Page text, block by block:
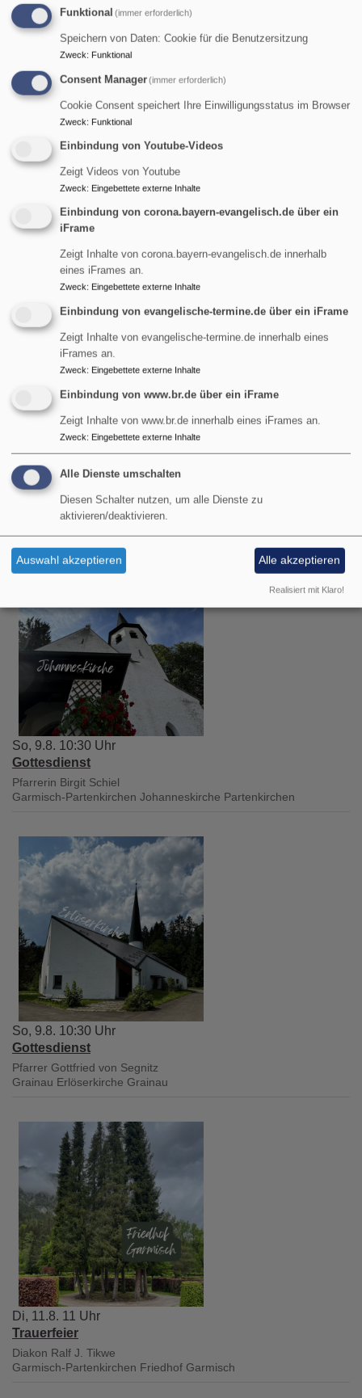
So, 9.8. 9 Uhr
Gottesdienst
Pfarrerin Birgit Schiel
Garmisch-Partenkirchen Friedenskirche Burgrain
Gottesdienst
Pfarrer Gottfried von Segnitz
Garmisch-Partenkirchen Christuskirche Garmisch
So, 9.8. 10:30 Uhr
Gottesdienst
Pfarrerin Birgit Schiel
Garmisch-Partenkirchen Johanneskirche Partenkirchen
So, 9.8. 10:30 Uhr
Gottesdienst
Pfarrer Gottfried von Segnitz
Grainau Erlöserkirche Grainau
Di, 11.8. 11 Uhr
Trauerfeier
Diakon Ralf J. Tikwe
Garmisch-Partenkirchen Friedhof Garmisch
Funktional (immer erforderlich)
Speichern von Daten: Cookie für die Benutzersitzung
Zweck: Funktional
Consent Manager(immer erforderlich)
Cookie Consent speichert Ihre Einwilligungsstatus im Browser
Zweck: Funktional
Einbindung von Youtube-Videos
Zeigt Videos von Youtube
Zweck: Eingebettete externe Inhalte
Einbindung von corona.bayern-evangelisch.de über ein
iFrame
Zeigt Inhalte von corona.bayern-evangelisch.de innerhalb
eines iFrames an.
Zweck: Eingebettete externe Inhalte
Einbindung von evangelische-termine.de über ein iFrame
Zeigt Inhalte von evangelische-termine.de innerhalb eines
iFrames an.
Zweck: Eingebettete externe Inhalte
Einbindung von www.br.de über ein iFrame
Zeigt Inhalte von www.br.de innerhalb eines iFrames an.
Zweck: Eingebettete externe Inhalte
Alle Dienste umschalten
Diesen Schalter nutzen, um alle Dienste zu
aktivieren/deaktivieren.
Auswahl akzeptieren Alle akzeptieren
Realisiert mit Klaro!